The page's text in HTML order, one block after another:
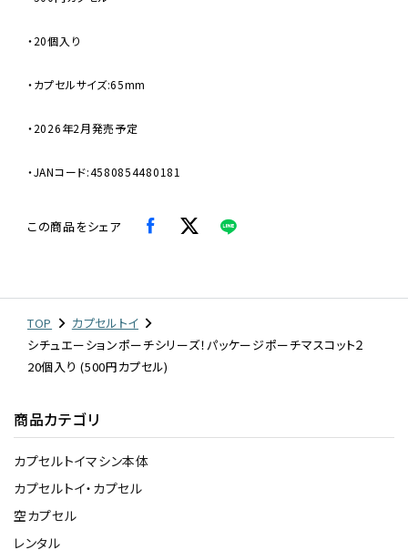
・20個入り
・カプセルサイズ:65mm
・2026年2月発売予定
・JANコード:4580854480181
この商品をシェア
TOP
カプセルトイ
シチュエーションポーチシリーズ！パッケージポーチマスコット２
20個入り (500円カプセル)
商品カテゴリ
カプセルトイマシン本体
カプセルトイ・カプセル
空カプセル
レンタル